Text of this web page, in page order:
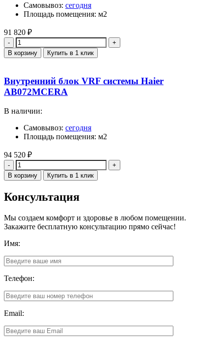
Самовывоз: сегодня
Площадь помещения: м2
91 820 ₽
Количество
В корзину Купить в 1 клик
Внутренний блок VRF системы Haier
AB072MCERA
В наличии:
Самовывоз: сегодня
Площадь помещения: м2
94 520 ₽
Количество
В корзину Купить в 1 клик
Консультация
Мы создаем комфорт и здоровье в любом помещении.
Закажите бесплатную консультацию прямо сейчас!
Имя:
Телефон:
Email: